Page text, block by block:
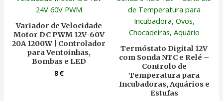
Variador de Velocidade
Motor DC PWM 12V-60V
20A 1200W | Controlador
para Ventoinhas,
Bombas e LED
8€
Termóstato Digital 12V
com Sonda NTC e Relé –
Controlo de
Temperatura para
Incubadoras, Aquários e
Estufas